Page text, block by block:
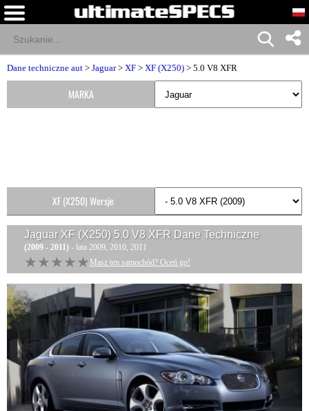
Dane techniczne aut > Jaguar> XF > XF (X250) > 5.0 V8 XFR
Jaguar XF (X250) 5.0 V8 XFR Dane Techniczne
(2009 - 2011) - lata 2009, 2010, 2011
★★★★★
★★★★★ Masz ten samochód? Oceń go!
MARKA
XF (X250) Wersje